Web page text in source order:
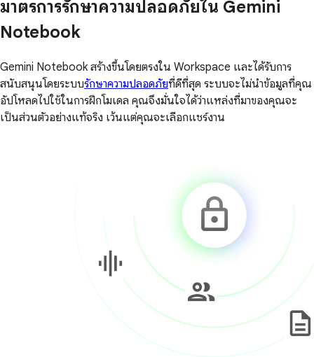
มาตรการรักษาความปลอดภัยใน Gemini
Notebook
Gemini Notebook สร้างขึ้นโดยตรงใน Workspace และได้รับการ
สนับสนุนโดยระบบรักษาความปลอดภัยที่ดีที่สุด ระบบจะไม่นำข้อมูลที่คุณ
อัปโหลดไปใช้ในการฝึกโมเดล คุณจึงมั่นใจได้ว่าแหล่งที่มาของคุณจะ
เป็นส่วนตัวอย่างแท้จริง เว้นแต่คุณจะเลือกแชร์งาน